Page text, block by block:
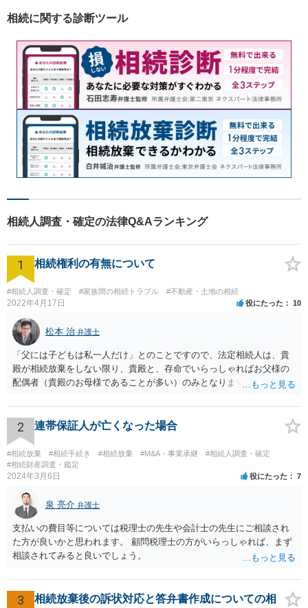
相続に関する診断ツール
相続人調査・確定の法律Q&Aランキング
1 相続権利の有無について
#相続人調査・確定 #家族間の相続トラブル #不動産・土地の相続
2022年4月17日 役にたった 10
松本 治 弁護士
「父には子どもは私一人だけ」とのことですので、法定相続人は、貴
殿が相続放棄をしない限り、貴殿と、存命でいらっしゃればお父様の
配偶者（貴殿のお母様であることが多い）のみとなります。遺言がな
2 連帯保証人が亡くなった場合
#相続放棄 #相続手続き #相続放棄 #M&A・事業承継
#相続人調査・確定
#相続財産調査・鑑定
2024年3月6日 役にたった 7
泉 亮介 弁護士
支払いの費目等については税理士の先生や会計士の先生にご相談され
た方が良いかと思われます。 顧問税理士の方がいらっしゃれば、まず
相談されてみると良いでしょう。
3
相続放棄後の訴状対応と答弁書作成についての相